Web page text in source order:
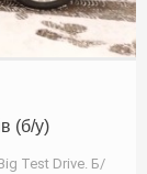
(б/у)
Test Drive. Б/